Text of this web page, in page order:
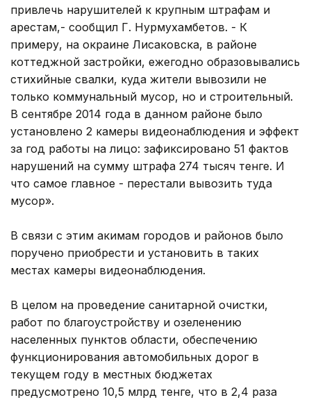
привлечь нарушителей к крупным штрафам и
арестам,- сообщил Г. Нурмухамбетов. - К
примеру, на окраине Лисаковска, в районе
коттеджной застройки, ежегодно образовывались
стихийные свалки, куда жители вывозили не
только коммунальный мусор, но и строительный.
В сентябре 2014 года в данном районе было
установлено 2 камеры видеонаблюдения и эффект
за год работы на лицо: зафиксировано 51 фактов
нарушений на сумму штрафа 274 тысяч тенге. И
что самое главное - перестали вывозить туда
мусор».
В связи с этим акимам городов и районов было
поручено приобрести и установить в таких
местах камеры видеонаблюдения.
В целом на проведение санитарной очистки,
работ по благоустройству и озеленению
населенных пунктов области, обеспечению
функционирования автомобильных дорог в
текущем году в местных бюджетах
предусмотрено 10,5 млрд тенге, что в 2,4 раза